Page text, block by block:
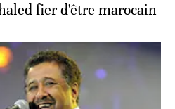
fier d'être marocain